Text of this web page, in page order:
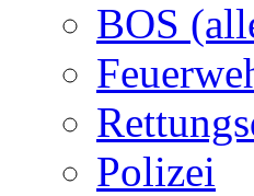
BOS
Polizei